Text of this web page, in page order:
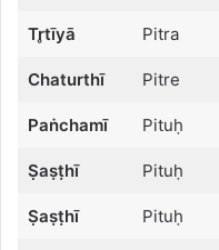
Tr̥tīyā Pitra
Chaturthī Pitre
Paṅchamī Pituḥ
Ṣaṣṭhī Pituḥ
Ṣaṣṭhī Pituḥ